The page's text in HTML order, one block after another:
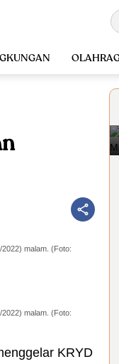
malam. (Foto:
malam. (Foto:
KRYD